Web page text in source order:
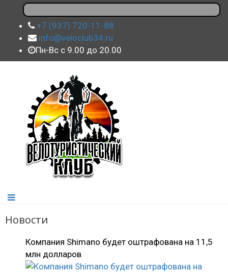
+7 (937) 720-11-88
info@veloclub34.ru
Пн-Вс с 9.00 до 20.00
Новости
Компания Shimano будет оштрафована на 11,5
млн долларов